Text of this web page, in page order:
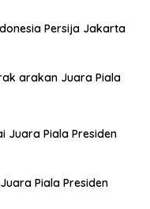
Persija Jakarta
arakan Juara Piala
Juara Piala Presiden
Piala Presiden